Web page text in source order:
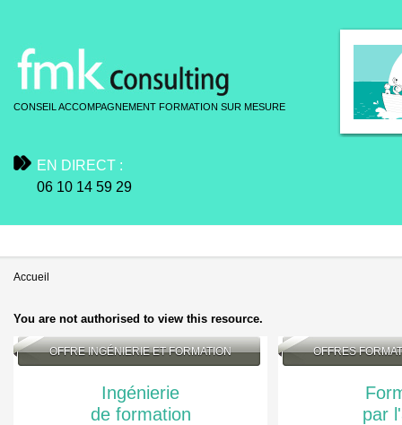
CONSEIL ACCOMPAGNEMENT FORMATION SUR MESURE
EN DIRECT :
06 10 14 59 29
Accueil
You are not authorised to view this resource.
OFFRE INGÉNIERIE ET FORMATION
Ingénierie
de formation
OFFRES
par